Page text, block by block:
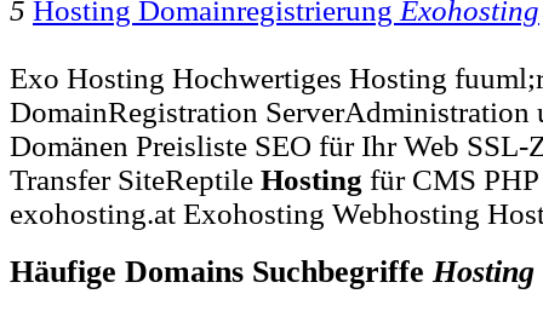
5 Hosting Domainregistrierung Exohosting
Exo Hosting Hochwertiges Hosting
DomainRegistration ServerAdministration
Domänen Preisliste SEO für Ihr Web
Transfer SiteReptile Hosting für CMS
exohosting.at Exohosting Webhosting
Häufige Domains Suchbegriffe Hosting